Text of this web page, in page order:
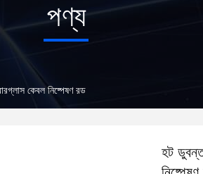
পণ্য
কেবল নিষ্পেষণ রড
হট ডুবন্ত